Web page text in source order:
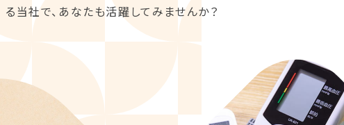
る当社で、あなたも活躍してみませんか？